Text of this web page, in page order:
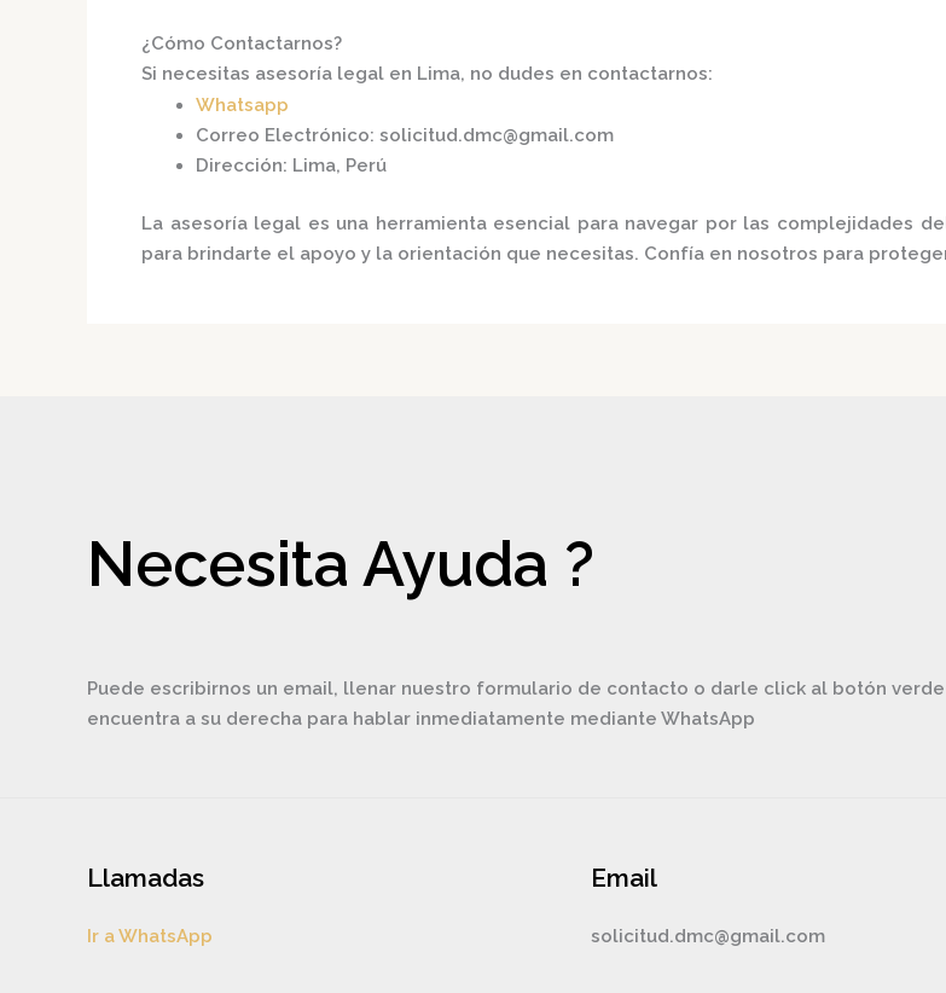
¿Cómo Contactarnos?
Si necesitas asesoría legal en Lima, no dudes en contactarnos:​
Whatsapp
Correo Electrónico: solicitud.dmc@gmail.com
Dirección: Lima, Perú​
La asesoría legal es una herramienta esencial para navegar por las complejidades
para brindarte el apoyo y la orientación que necesitas. Confía en nosotros para
Necesita Ayuda ?
Puede escribirnos un email, llenar nuestro formulario de contacto o darle click al botón
encuentra a su derecha para hablar inmediatamente mediante WhatsApp
Llamadas
Ir a WhatsApp
Email
solicitud.dmc@gmail.com